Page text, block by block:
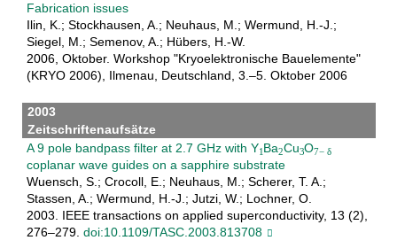
Fabrication issues
Ilin, K.; Stockhausen, A.; Neuhaus, M.; Wermund, H.-J.;
Siegel, M.; Semenov, A.; Hübers, H.-W.
2006, Oktober. Workshop "Kryoelektronische Bauelemente"
(KRYO 2006), Ilmenau, Deutschland, 3.–5. Oktober 2006
2003
Zeitschriftenaufsätze
A 9 pole bandpass filter at 2.7 GHz with Y Ba Cu O
coplanar wave guides on a sapphire substrate
Wuensch, S.; Crocoll, E.; Neuhaus, M.; Scherer, T. A.;
Stassen, A.; Wermund, H.-J.; Jutzi, W.; Lochner, O.
2003. IEEE transactions on applied superconductivity, 13 (2),
276–279. doi:10.1109/TASC.2003.813708